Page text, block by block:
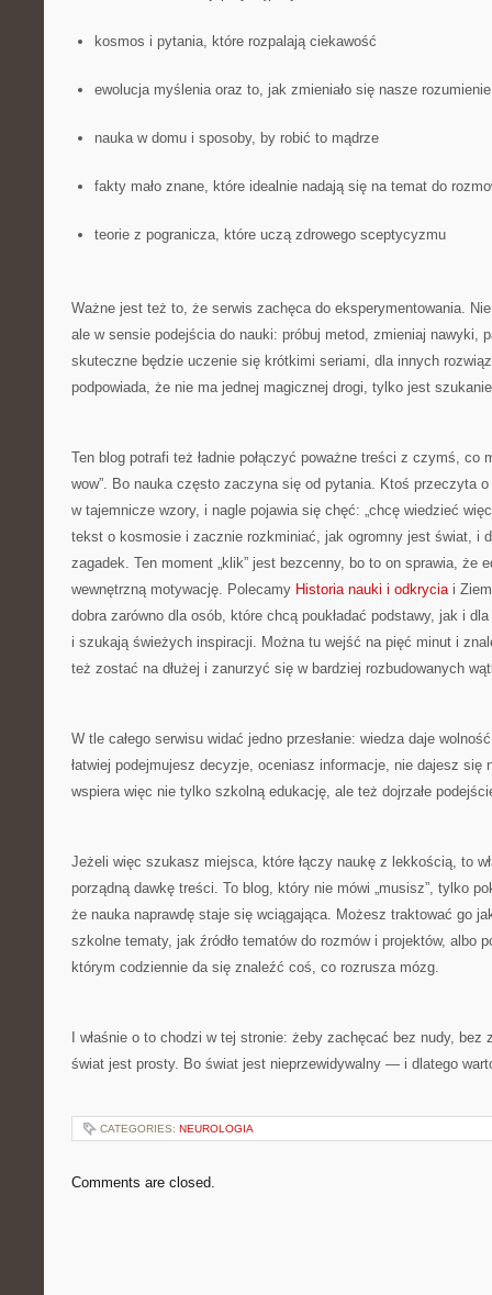
kosmos i pytania, które rozpalają ciekawość
ewolucja myślenia oraz to, jak zmieniało się nasze
nauka w domu i sposoby, by robić to mądrze
fakty mało znane, które idealnie nadają się na temat do
teorie z pogranicza, które uczą zdrowego sceptycyzmu
Ważne jest też to, że serwis zachęca do eksperymentowania.
ale w sensie podejścia do nauki: próbuj metod, zmieniaj nawyki,
skuteczne będzie uczenie się krótkimi seriami, dla innych
podpowiada, że nie ma jednej magicznej drogi, tylko jest
Ten blog potrafi też ładnie połączyć poważne treści z czymś, co
wow”. Bo nauka często zaczyna się od pytania. Ktoś przeczyta
w tajemnicze wzory, i nagle pojawia się chęć: „chcę wiedzieć
tekst o kosmosie i zacznie rozkminiać, jak ogromny jest świat, i
zagadek. Ten moment „klik” jest bezcenny, bo to on sprawia, że
wewnętrzną motywację. Polecamy Historia nauki i odkryciai
dobra zarówno dla osób, które chcą poukładać podstawy, jak i
i szukają świeżych inspiracji. Można tu wejść na pięć minut i
też zostać na dłużej i zanurzyć się w bardziej rozbudowanych
W tle całego serwisu widać jedno przesłanie: wiedza daje
łatwiej podejmujesz decyzje, oceniasz informacje, nie dajesz się
wspiera więc nie tylko szkolną edukację, ale też dojrzałe
Jeżeli więc szukasz miejsca, które łączy naukę z lekkością, to
porządną dawkę treści. To blog, który nie mówi „musisz”, tylko
że nauka naprawdę staje się wciągająca. Możesz traktować go
szkolne tematy, jak źródło tematów do rozmów i projektów, albo
którym codziennie da się znaleźć coś, co rozrusza mózg.
I właśnie o to chodzi w tej stronie: żeby zachęcać bez nudy, bez
świat jest prosty. Bo świat jest nieprzewidywalny — i dlatego
CATEGORIES: NEUROLOGIA
Comments are closed.